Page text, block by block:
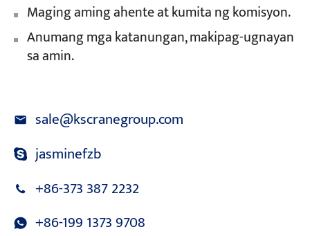
Maging aming ahente at kumita ng komisyon.
Anumang mga katanungan, makipag-ugnayan
sa amin.
sale@kscranegroup.com
jasminefzb
+86-373 387 2232
+86-199 1373 9708